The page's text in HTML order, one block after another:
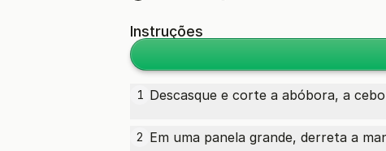
Instruções
1 Descasque e corte a abóbora, a
2 Em uma panela grande, derreta a